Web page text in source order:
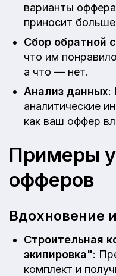
варианты
приносит
Сбор обратной
что им
а что — нет.
Анализ данных:
аналитические
как ваш оффер
Примеры
офферов
Вдохновение
Строительная
экипировка":
комплект и